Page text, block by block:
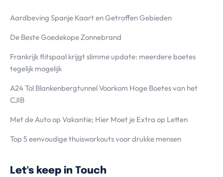
Aardbeving Spanje Kaart en Getroffen Gebieden
De Beste Goedekope Zonnebrand
Frankrijk flitspaal krijgt slimme update: meerdere boetes
tegelijk mogelijk
A24 Tol Blankenbergtunnel Voorkom Hoge Boetes van het
CJIB
Met de Auto op Vakantie; Hier Moet je Extra op Letten
Top 5 eenvoudige thuisworkouts voor drukke mensen
Let's keep in Touch